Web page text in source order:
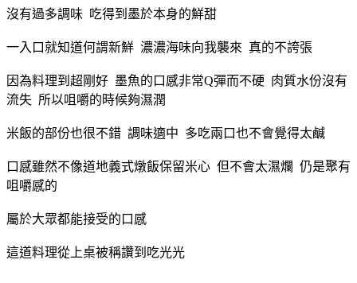
沒有過多調味 吃得到墨於本身的鮮甜
一入口就知道何謂新鮮 濃濃海味向我襲來 真的不誇張
因為料理到超剛好 墨魚的口感非常Q彈而不硬 肉質水份沒有
流失 所以咀嚼的時候夠濕潤
米飯的部份也很不錯 調味適中 多吃兩口也不會覺得太鹹
口感雖然不像道地義式燉飯保留米心 但不會太濕爛 仍是聚有
咀嚼感的
屬於大眾都能接受的口感
這道料理從上桌被稱讚到吃光光